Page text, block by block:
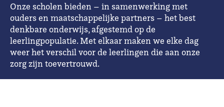
Onze scholen bieden – in samenwerking met
ouders en maatschappelijke partners – het best
denkbare onderwijs, afgestemd op de
leerlingpopulatie. Met elkaar maken we elke dag
weer het verschil voor de leerlingen die aan onze
zorg zijn toevertrouwd.